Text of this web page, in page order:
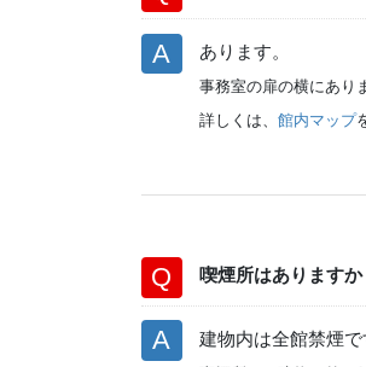
あります。
事務室の扉の横にあり
詳しくは、 館内マップ
喫煙所はありますか
建物内は全館禁煙で